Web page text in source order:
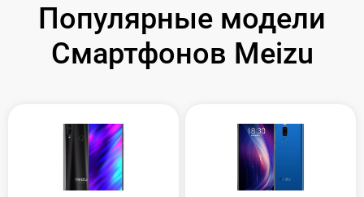
Популярные модели
Смартфонов Meizu